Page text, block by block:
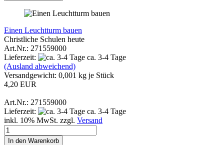
Einen Leuchtturm bauen
Christliche Schulen heute
Art.Nr.: 271559000
Lieferzeit:
ca. 3-4 Tage
(Ausland abweichend)
Versandgewicht: 0,001 kg je Stück
4,20 EUR
Art.Nr.: 271559000
Lieferzeit:
ca. 3-4 Tage
inkl. 10% MwSt. zzgl. Versand
In den Warenkorb